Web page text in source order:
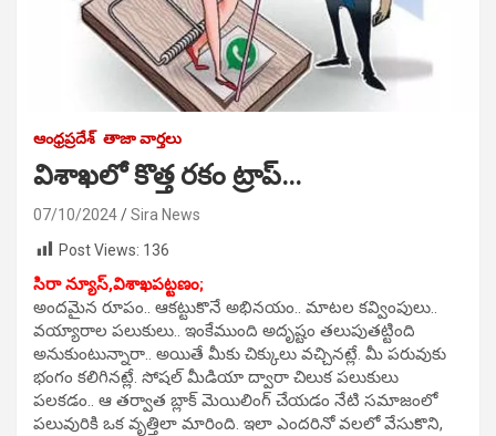
ఆంధ్రప్రదేశ్ తాజా వార్తలు
విశాఖలో కొత్త రకం ట్రాప్…
07/10/2024
Sira News
Post Views: 136
సిరా న్యూస్,విశాఖపట్టణం;
అందమైన రూపం.. ఆకట్టుకొనే అభినయం.. మాటల కవ్వింపులు..
వయ్యారాల పలుకులు.. ఇంకేముంది అదృష్టం తలుపుతట్టింది
అనుకుంటున్నారా.. అయితే మీకు చిక్కులు వచ్చినట్లే. మీ పరువుకు
భంగం కలిగినట్లే. సోషల్ మీడియా ద్వారా చిలుక పలుకులు
పలకడం.. ఆ తర్వాత బ్లాక్ మెయిలింగ్ చేయడం నేటి సమాజంలో
పలువురికి ఒక వృత్తిలా మారింది. ఇలా ఎందరినో వలలో వేసుకొని,